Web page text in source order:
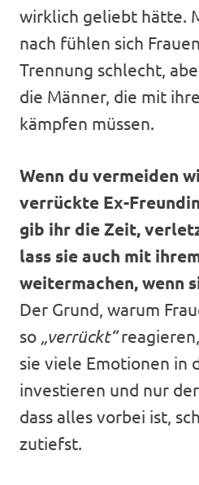
wirklich geliebt hätte.
nach fühlen sich
Trennung schlecht,
die Männer, die mit
kämpfen müssen.
Wenn du vermeiden
verrückte Ex-
gib ihr die Zeit,
lass sie auch mit
weitermachen, wenn
Der Grund, warum
so „verrückt“
sie viele Emotionen in
investieren und nur der
dass alles vorbei ist,
zutiefst.